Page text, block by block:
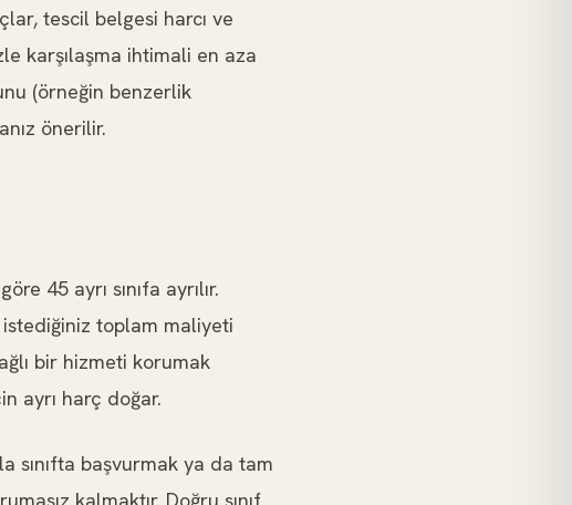
tescil belgesi harcı ve
karşılaşma ihtimali en aza
(örneğin benzerlik
önerilir.
45 ayrı sınıfa ayrılır.
istediğiniz toplam maliyeti
bir hizmeti korumak
ayrı harç doğar.
sınıfta başvurmak ya da tam
kalmaktır. Doğru sınıf